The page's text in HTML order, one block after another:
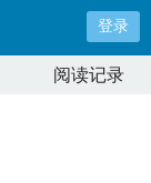
登录
阅读记录